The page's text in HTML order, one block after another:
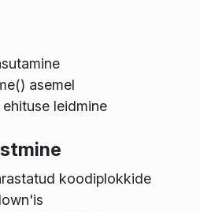
asemel
leidmine
koodiplokkide